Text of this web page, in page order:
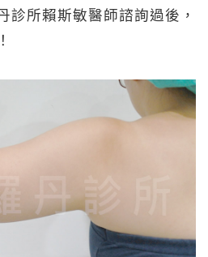
診所賴斯敏醫師諮詢過後，